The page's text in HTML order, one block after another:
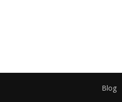
Blog